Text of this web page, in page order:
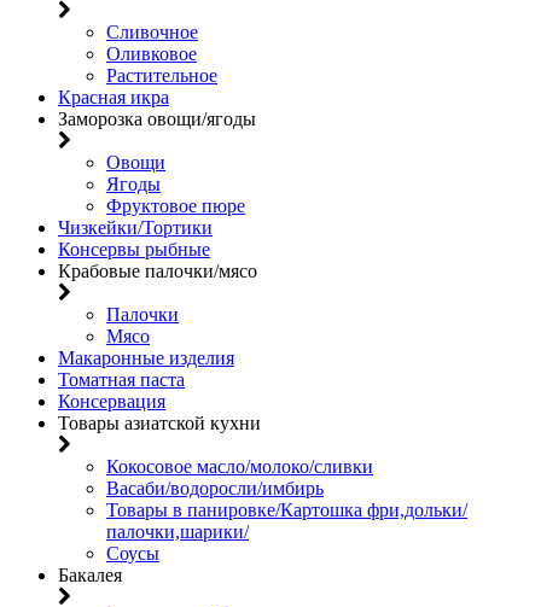
Сливочное
Оливковое
Растительное
Красная икра
Заморозка овощи/ягоды
Овощи
Ягоды
Фруктовое пюре
Чизкейки/Тортики
Консервы рыбные
Крабовые палочки/мясо
Палочки
Мясо
Макаронные изделия
Томатная паста
Консервация
Товары азиатской кухни
Кокосовое масло/молоко/сливки
Васаби/водоросли/имбирь
Товары в панировке/Картошка фри,дольки/
палочки,шарики/
Соусы
Бакалея